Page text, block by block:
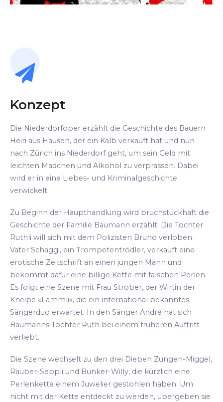
Konzept
Die Niederdorfoper erzählt die Geschichte des Bauern
Heiri aus Hausen, der ein Kalb verkauft hat und nun
nach Zürich ins Niederdorf geht, um sein Geld mit
leichten Mädchen und Alkohol zu verprassen. Dabei
wird er in eine Liebes- und Kriminalgeschichte
verwickelt.
Zu Beginn der Haupthandlung wird bruchstückhaft die
Geschichte der Familie Baumann erzählt. Die Tochter
Ruthli will sich mit dem Polizisten Bruno verloben.
Vater Schaggi, ein Trompetentrödler, verkauft eine
erotische Zeitschrift an einen jungen Mann und
bekommt dafür eine billige Kette mit falschen Perlen.
Es folgt eine Szene mit Frau Strober, der Wirtin der
Kneipe «Lämmli», die ein international bekanntes
Sängerduo erwartet. In den Sänger André hat sich
Baumanns Tochter Ruth bei einem früheren Auftritt
verliebt.
Die Szene wechselt zu den drei Dieben Zungen-Miggel,
Räuber-Seppli und Bunker-Willy, die kürzlich eine
Perlenkette einem Juwelier gestohlen haben. Um
nicht mit der Kette entdeckt zu werden, übergeben sie